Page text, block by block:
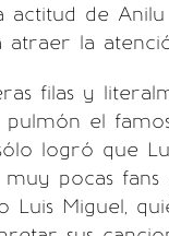
actitud de
la
filas y
el
logró que
pocas fans
Luis Miguel,